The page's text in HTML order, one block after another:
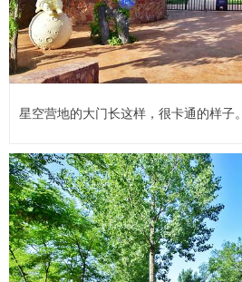
星空营地的大门长这样，很卡通的样子。